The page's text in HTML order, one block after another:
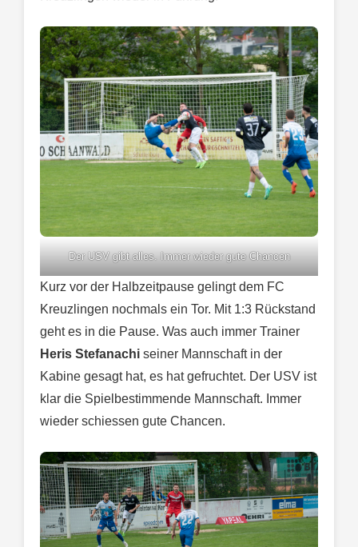
Der USV gibt alles. Immer wieder gute Chancen
Kurz vor der Halbzeitpause gelingt dem FC
Kreuzlingen nochmals ein Tor. Mit 1:3 Rückstand
geht es in die Pause. Was auch immer Trainer
Heris Stefanachi seiner Mannschaft in der
Kabine gesagt hat, es hat gefruchtet. Der USV ist
klar die Spielbestimmende Mannschaft. Immer
wieder schiessen gute Chancen.